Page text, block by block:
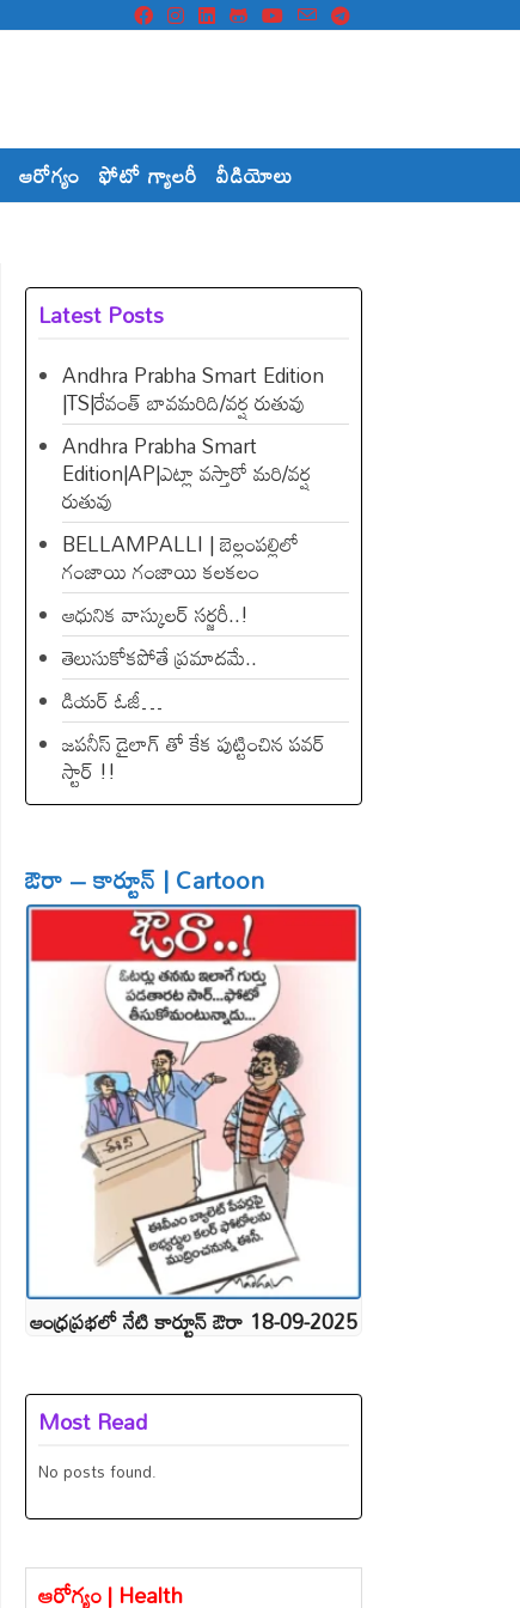
ఆరోగ్యం ఫోటో గ్యాలరీ వీడియోలు
Latest Posts
Andhra Prabha Smart Edition
|TS|రేవంత్​ బావమరిది/వర్ష రుతువు
Andhra Prabha Smart
Edition|AP|ఎట్లా వస్తారో మరి/వర్ష
రుతువు
BELLAMPALLI | బెల్లంపల్లిలో
గంజాయి గంజాయి కలకలం
ఆధునిక వాస్కులర్ సర్జరీ..!
తెలుసుకోకపోతే ప్రమాదమే..
డియ‌ర్ ఓజీ…
జపనీస్ డైలాగ్ తో కేక పుట్టించిన ప‌వ‌ర్
స్టార్ !!
ఔరా – కార్టూన్ | Cartoon
ఆంధ్రప్రభలో నేటి కార్టూన్ ఔరా 18-09-2025
Most Read
No posts found.
ఆరోగ్యం | Health